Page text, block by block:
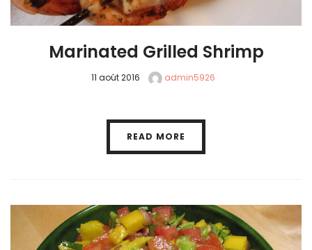
Marinated Grilled Shrimp
11 août 2016 admin5926
READ MORE